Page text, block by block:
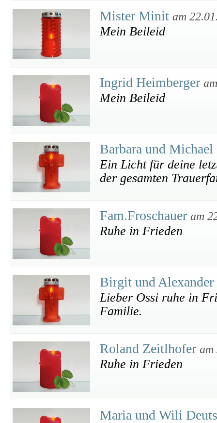
Mister Minit am
Mein Beileid
Ingrid Heimberger
Mein Beileid
Barbara und
Ein Licht für deine
der gesamten
Fam.Froschauer am
Ruhe in Frieden
Birgit und
Lieber Ossi ruhe in
Familie.
Roland Zeitlhofer am
Ruhe in Frieden
Maria und Wili